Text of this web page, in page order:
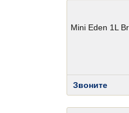
Mini Eden 1L
Звоните